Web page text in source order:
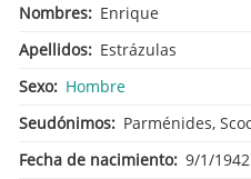
Nombres
Enrique
Apellidos
Estrázulas
Sexo
Hombre
Seudónimos
Parménides,
Fecha de nacimiento 9/1/1942